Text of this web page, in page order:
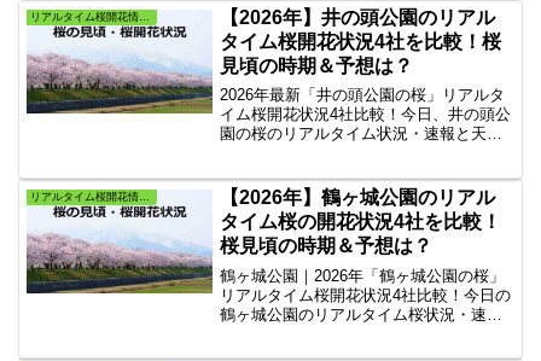
トから奈良『長谷寺の桜』だけをピック
アップしリンク集にしてまとめました。
【2026年】井の頭公園のリアル
タイム桜開花状況4社を比較！桜
見頃の時期＆予想は？
2026年最新「井の頭公園の桜」リアルタ
イム桜開花状況4社比較！今日、井の頭公
園の桜のリアルタイム状況・速報と天気
市、現在の『井の頭公園の桜』だけを抜
粋したリンク集。
リアルタイム桜開花情報・よく当たる桜満開予想
【2026年】鶴ヶ城公園のリアル
タイム桜の開花状況4社を比較！
桜見頃の時期＆予想は？
鶴ヶ城公園｜2026年「鶴ヶ城公園の桜」
リアルタイム桜開花状況4社比較！今日の
鶴ヶ城公園のリアルタイム桜状況・速報